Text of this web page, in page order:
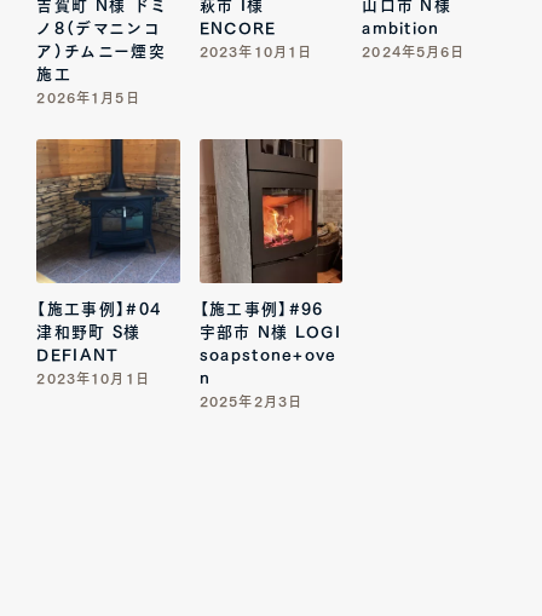
ノ8（デマニンコ
ア）チムニー煙突
施工
2026年1月5日
ENCORE
2023年10月1日
ambition
2024年5月6日
【施工事例】#04
津和野町 S様
DEFIANT
2023年10月1日
【施工事例】#96
宇部市 N様 LOGI
soapstone+ove
n
2025年2月3日